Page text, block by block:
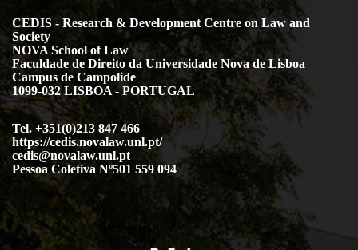
CEDIS - Research & Development Centre on Law and
Society
NOVA School of Law
Faculdade de Direito da Universidade Nova de Lisboa
Campus de Campolide
1099-032 LISBOA - PORTUGAL
Tel. +351(0)213 847 466
https://cedis.novalaw.unl.pt/
cedis@novalaw.unl.pt
Pessoa Coletiva Nº501 559 094